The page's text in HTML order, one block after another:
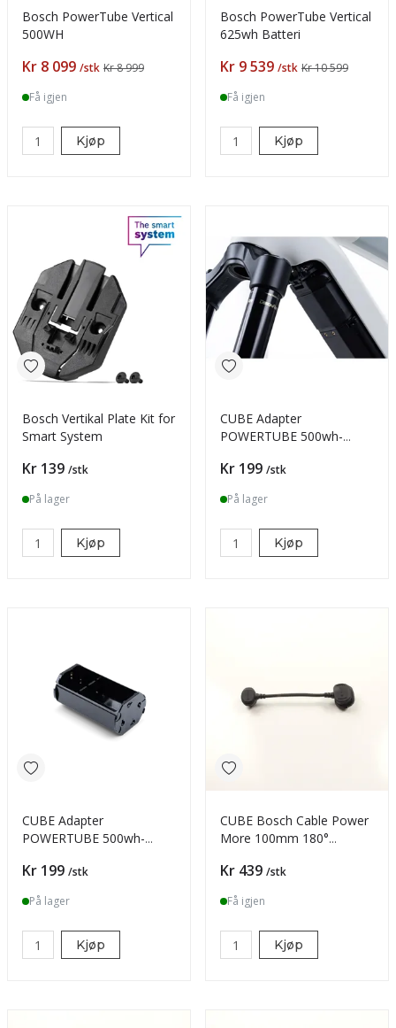
Bosch PowerTube Vertical
500WH
Pris
Kr 8 099 /stk Kr 8 999
Få igjen
Kjøp
Bosch PowerTube Vertical
625wh Batteri
Pris
Kr 9 539 /stk Kr 10 599
Få igjen
Kjøp
Bosch Vertikal Plate Kit for
Smart System
Pris
Kr 139 /stk
På lager
Kjøp
CUBE Adapter
POWERTUBE 500wh-
black
Pris
Kr 199 /stk
På lager
Kjøp
CUBE Adapter
POWERTUBE 500wh-
Pris
Kr 199 /stk
På lager
Kjøp
CUBE Bosch Cable Power
More 100mm 180°
Pris
Kr 439 /stk
Få igjen
Kjøp